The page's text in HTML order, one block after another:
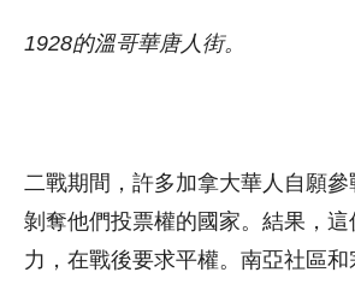
1928的溫哥華唐人街。
二戰期間，許多加拿大華人自願
剝奪他們投票權的國家。結果，這
力，在戰後要求平權。南亞社區